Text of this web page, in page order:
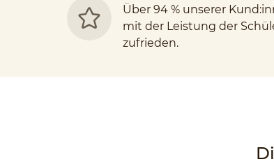
Über 94 % unserer
mit der Leistung der
zufrieden.